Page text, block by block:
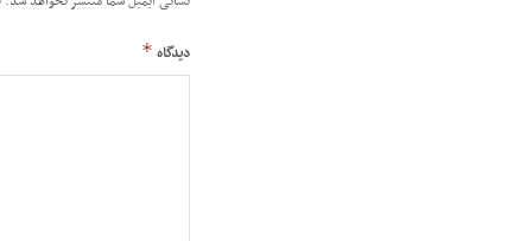
دیدگاه *